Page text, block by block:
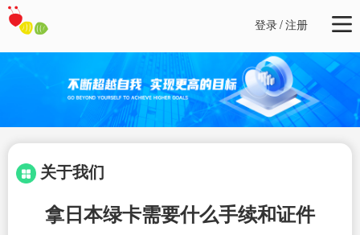
登录/注册
关于我们
拿日本绿卡需要什么手续和证件